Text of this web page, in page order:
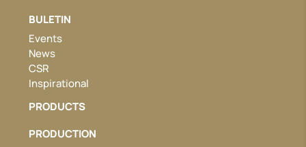
BULETIN
Events
News
CSR
Inspirational
PRODUCTS
PRODUCTION